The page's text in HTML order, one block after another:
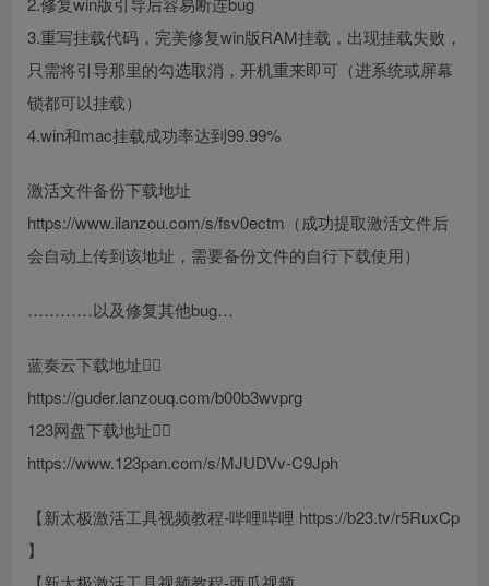
3.重写挂载代码，完美修复win版RAM挂载，出现挂载失败，
只需将引导那里的勾选取消，开机重来即可（进系统或屏幕
锁都可以挂载）
4.win和mac挂载成功率达到99.99%
激活文件备份下载地址
https://www.ilanzou.com/s/fsv0ectm（成功提取激活文件后
会自动上传到该地址，需要备份文件的自行下载使用）
…………以及修复其他bug…
蓝奏云下载地址👇🏻
https://guder.lanzouq.com/b00b3wvprg
123网盘下载地址👇🏻
https://www.123pan.com/s/MJUDVv-C9Jph
【新太极激活工具视频教程-哔哩哔哩 https://b23.tv/r5RuxCp
】